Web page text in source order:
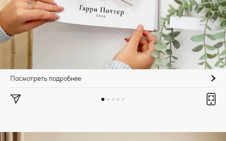
Посмотреть подробнее